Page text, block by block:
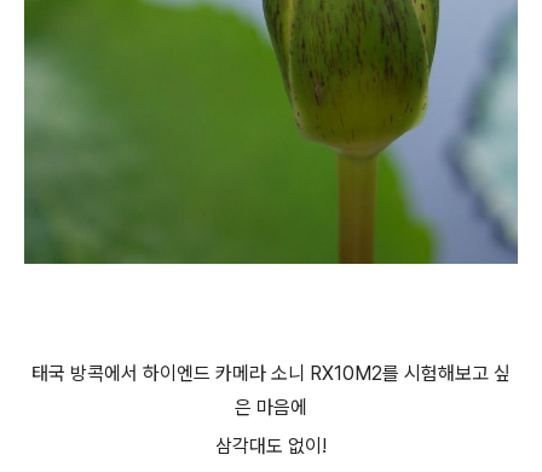
태국 방콕에서 하이엔드 카메라 소니 RX10M2를 시험해보고 싶
은 마음에
삼각대도 없이!